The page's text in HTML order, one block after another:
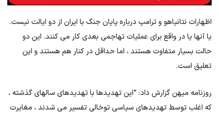
اظهارات نتانیاهو و ترامپ درباره پایان جنگ با ایران از دو ایالت نیست.
یا آنها یا در واقع برای عملیات تهاجمی بعدی کار می کنند. این دو
حالت بسیار متفاوت هستند ، اما حداقل در کنار هم هستند و این
تعلیق است.
روزنامه میهن گزارش داد: “این تهدیدها با تهدیدهای سالهای گذشته ،
که اغلب توسط تهدیدهای سیاسی توخالی تفسیر می شدند ، مغایرت